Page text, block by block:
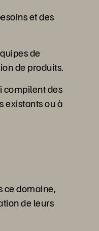
et des
de
de produits.
compilent des
existants ou à
ce domaine,
de leurs